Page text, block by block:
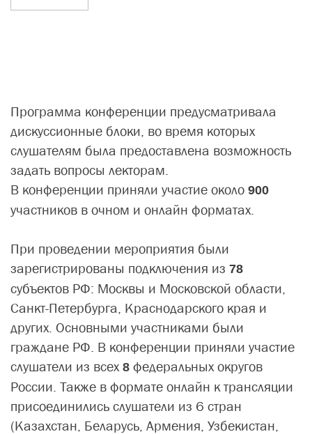
Программа конференции предусматривала
дискуссионные блоки, во время которых
слушателям была предоставлена возможность
задать вопросы лекторам.
В конференции приняли участие около 900
участников в очном и онлайн форматах.
При проведении мероприятия были
зарегистрированы подключения из 78
субъектов РФ: Москвы и Московской области,
Санкт-Петербурга, Краснодарского края и
других. Основными участниками были
граждане РФ. В конференции приняли участие
слушатели из всех 8 федеральных округов
России. Также в формате онлайн к трансляции
присоединились слушатели из 6 стран
(Казахстан, Беларусь, Армения, Узбекистан,